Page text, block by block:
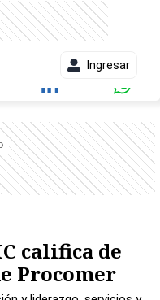
Ingresar
califica de
Procomer